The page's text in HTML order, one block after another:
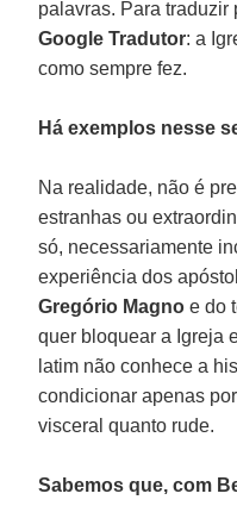
palavras. Para traduzir
Google Tradutor: a
como sempre fez.
Há exemplos nesse
Na realidade, não é
estranhas ou
só, necessariamente
experiência dos
Gregório Magno e do
quer bloquear a Igreja
latim não conhece a
condicionar apenas
visceral quanto rude.
Sabemos que, com